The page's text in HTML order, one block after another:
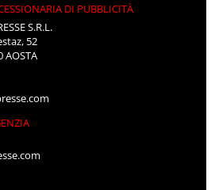
DI PUBBLICITÀ
S.R.L.
52
AOSTA